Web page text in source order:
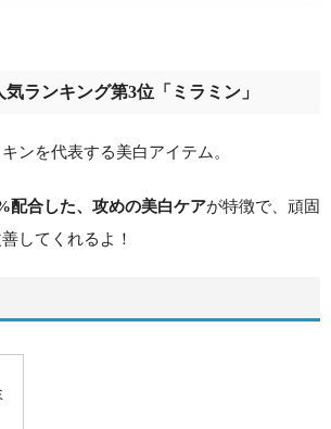
ランキング第3位「ミラミン」
ンを代表する美白アイテム。
配合した、攻めの美白ケアが特徴で、 頑固
してくれるよ！